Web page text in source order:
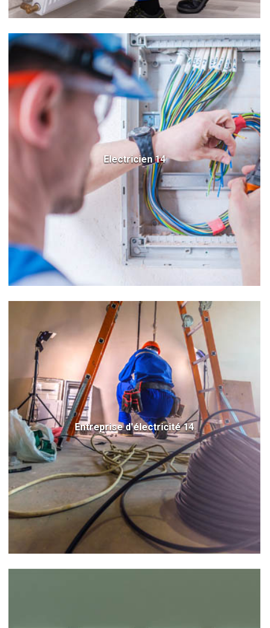
Electricien 14
Entreprise d'électricité 14